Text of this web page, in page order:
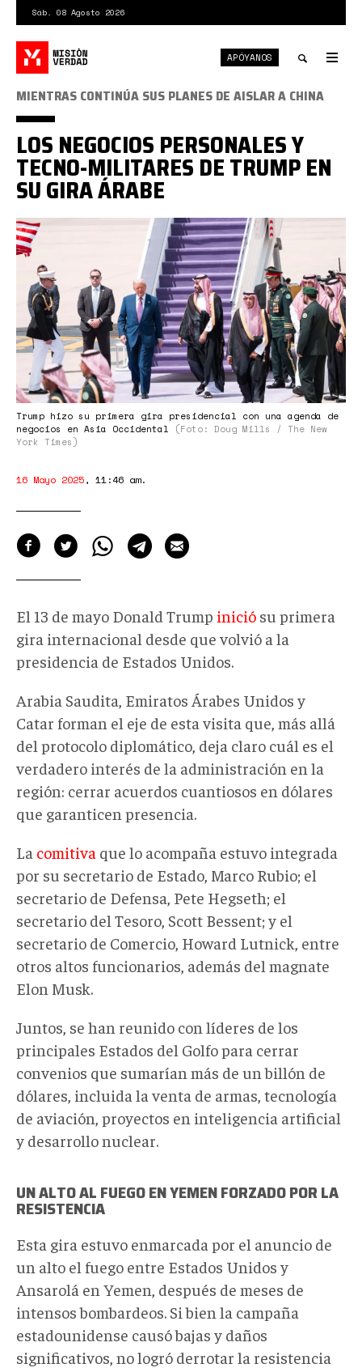
contenido
principal
Sáb. 08 Agosto 2026
Toggle
APÓYANOS
Trump
hizo
su
primera
gira
presidencial
con
una
agenda
de
negocios
el
Golfo
Trump hizo su primera gira presidencial con una agenda de
negocios en Asia Occidental
(Foto: Doug Mills / The New
York Times)
MIENTRAS CONTINÚA SUS PLANES DE AISLAR A CHINA
LOS NEGOCIOS PERSONALES Y
TECNO-MILITARES DE TRUMP EN
SU GIRA ÁRABE
16 Mayo 2025, 11:46 am.
El 13 de mayo Donald Trump inició su primera
gira internacional desde que volvió a la
presidencia de Estados Unidos.
Arabia Saudita, Emiratos Árabes Unidos y
Catar forman el eje de esta visita que, más allá
del protocolo diplomático, deja claro cuál es el
verdadero interés de la administración en la
región: cerrar acuerdos cuantiosos en dólares
que garanticen presencia.
La comitiva que lo acompaña estuvo integrada
por su secretario de Estado, Marco Rubio; el
secretario de Defensa, Pete Hegseth; el
secretario del Tesoro, Scott Bessent; y el
secretario de Comercio, Howard Lutnick, entre
otros altos funcionarios, además del magnate
Elon Musk.
Juntos, se han reunido con líderes de los
principales Estados del Golfo para cerrar
convenios que sumarían más de un billón de
dólares, incluida la venta de armas, tecnología
de aviación, proyectos en inteligencia artificial
y desarrollo nuclear.
UNALTO AL FUEGOEN YEMENFORZADO POR LA
RESISTENCIA
Esta gira estuvo enmarcada por el anuncio de
un alto el fuego entre Estados Unidos y
Ansarolá en Yemen, después de meses de
intensos bombardeos. Si bien la campaña
estadounidense causó bajas y daños
significativos, no logró derrotar la resistencia